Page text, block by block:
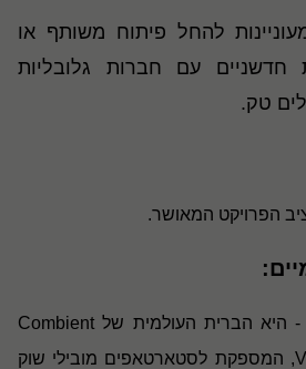
להחל פיתוח משותף או
חדשניים עם חברות גלובליות
טק.
:
- היא הברית העולמית של Combient
, המספקת לסטארטאפים מובילי שוק